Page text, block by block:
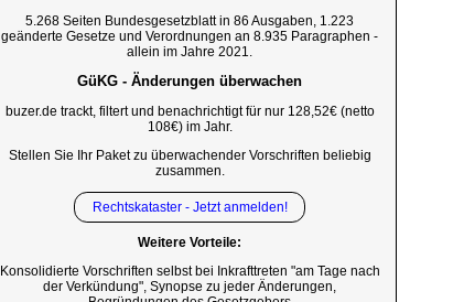
5.268 Seiten Bundesgesetzblatt in 86 Ausgaben, 1.223
geänderte Gesetze und Verordnungen an 8.935 Paragraphen -
allein im Jahre 2021.
GüKG - Änderungen überwachen
buzer.de trackt, filtert und benachrichtigt für nur 128,52€ (netto
108€) im Jahr.
Stellen Sie Ihr Paket zu überwachender Vorschriften beliebig
zusammen.
Rechtskataster - Jetzt anmelden!
Weitere Vorteile:
Konsolidierte Vorschriften selbst bei Inkrafttreten "am Tage nach
der Verkündung", Synopse zu jeder Änderungen,